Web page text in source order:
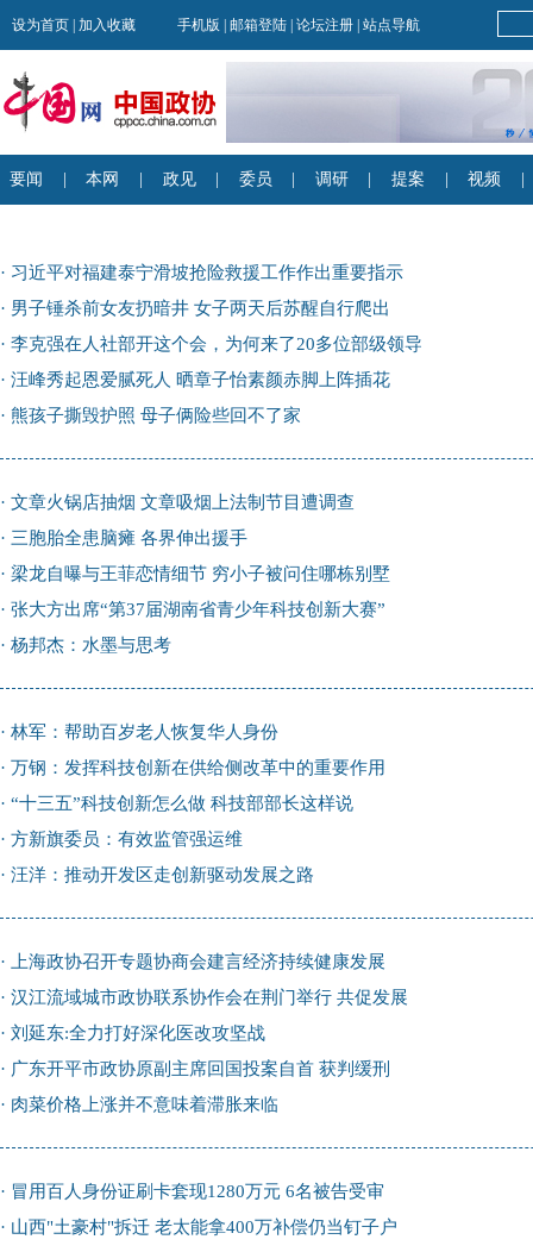
· 习近平对福建泰宁滑坡抢险救援工作作出重要指示
· 男子锤杀前女友扔暗井 女子两天后苏醒自行爬出
· 李克强在人社部开这个会，为何来了20多位部级领导
· 汪峰秀起恩爱腻死人 晒章子怡素颜赤脚上阵插花
· 熊孩子撕毁护照 母子俩险些回不了家
· 文章火锅店抽烟 文章吸烟上法制节目遭调查
· 三胞胎全患脑瘫 各界伸出援手
· 梁龙自曝与王菲恋情细节 穷小子被问住哪栋别墅
· 张大方出席“第37届湖南省青少年科技创新大赛”
· 杨邦杰：水墨与思考
· 林军：帮助百岁老人恢复华人身份
· 万钢：发挥科技创新在供给侧改革中的重要作用
· “十三五”科技创新怎么做 科技部部长这样说
· 方新旗委员：有效监管强运维
· 汪洋：推动开发区走创新驱动发展之路
·
上海政协召开专题协商会建言经济持续健康发展
· 汉江流域城市政协联系协作会在荆门举行 共促发展
· 刘延东:全力打好深化医改攻坚战
· 广东开平市政协原副主席回国投案自首 获判缓刑
· 肉菜价格上涨并不意味着滞胀来临
· 冒用百人身份证刷卡套现1280万元 6名被告受审
· 山西"土豪村"拆迁 老太能拿400万补偿仍当钉子户